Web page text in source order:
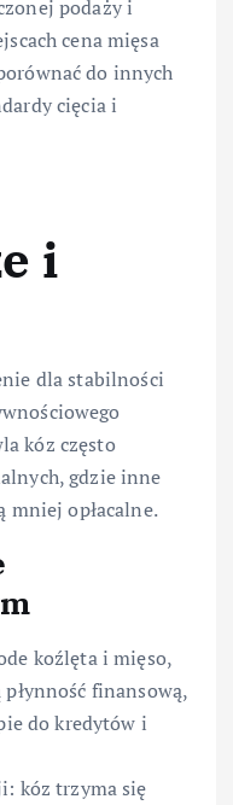
podaży i
cena mięsa
do innych
cięcia i
i
dla stabilności
kóz często
gdzie inne
mniej opłacalne.
koźlęta i mięso,
finansową,
do kredytów i
kóz trzyma się